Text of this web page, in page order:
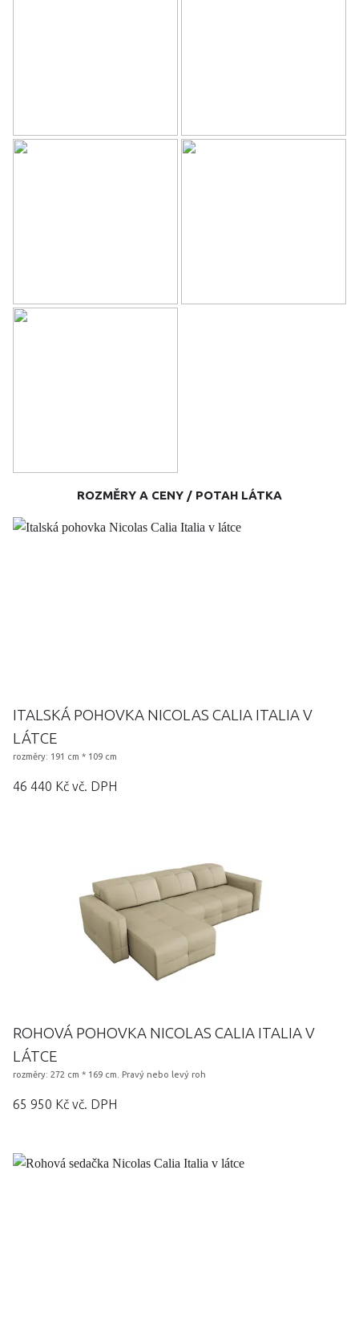
ROZMĚRY A CENY / POTAH LÁTKA
ITALSKÁ POHOVKA NICOLAS CALIA ITALIA V
LÁTCE
rozměry: 191 cm * 109 cm
46 440 Kč vč. DPH
ROHOVÁ POHOVKA NICOLAS CALIA ITALIA V
LÁTCE
rozměry: 272 cm * 169 cm. Pravý nebo levý roh
65 950 Kč vč. DPH